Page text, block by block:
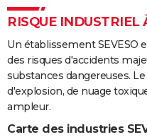
RISQUE INDUSTRIEL
Un établissement SEVESO
des risques d'accidents
substances dangereuses.
d'explosion, de nuage
ampleur.
Carte des industries